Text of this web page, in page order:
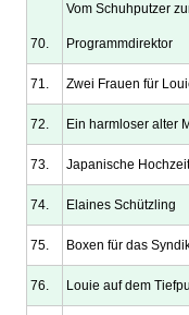
70.
Vom Schuhputzer
Programmdirektor
71. Zwei Frauen für
72. Ein harmloser alter
73. Japanische Hochzeit
74. Elaines Schützling
75. Boxen für das
76. Louie auf dem